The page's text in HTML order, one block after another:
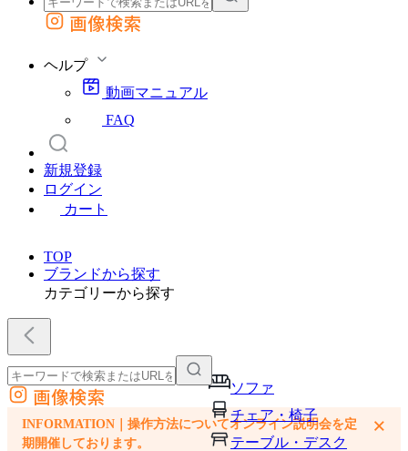
外部サイトの商品をカートに追加
画像検索
ヘルプ
動画マニュアル
FAQ
新規登録
ログイン
カート
TOP
ブランドから探す
カテゴリーから探す
ソファ
チェア・椅子
テーブル・デスク
外部サイトの商品をカートに追加
他のサイトで見つけた商品ページのURLを貼り付けて、カートに追加できます
画像検索
INFORMATION｜操作方法についてオンライン説明会を定
期開催しております。
×